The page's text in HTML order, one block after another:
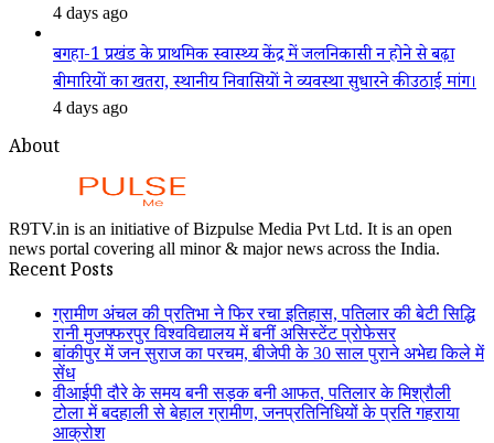
4 days ago
बगहा-1 प्रखंड के प्राथमिक स्वास्थ्य केंद्र में जलनिकासी न होने से बढ़ा
बीमारियों का खतरा, स्थानीय निवासियों ने व्यवस्था सुधारने की उठाई मांग।
4 days ago
About
R9TV.in is an initiative of Bizpulse Media Pvt Ltd. It is an open
news portal covering all minor & major news across the India.
Recent Posts
ग्रामीण अंचल की प्रतिभा ने फिर रचा इतिहास, पतिलार की बेटी सिद्धि
रानी मुजफ्फरपुर विश्वविद्यालय में बनीं असिस्टेंट प्रोफेसर
बांकीपुर में जन सुराज का परचम, बीजेपी के 30 साल पुराने अभेद्य किले में
सेंध
वीआईपी दौरे के समय बनी सड़क बनी आफत, पतिलार के मिश्रौली
टोला में बदहाली से बेहाल ग्रामीण, जनप्रतिनिधियों के प्रति गहराया
आक्रोश